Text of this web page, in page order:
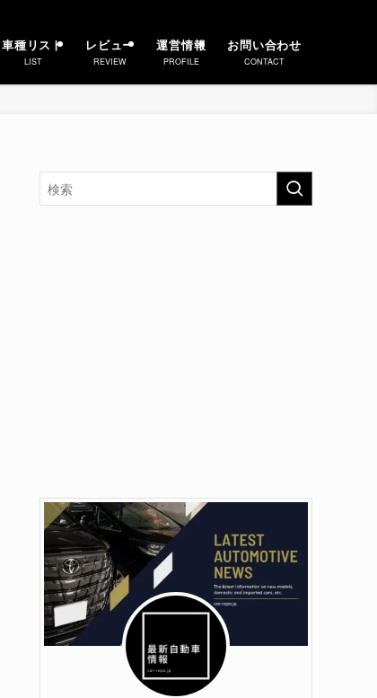
車種リスト
LIST
レビュー
REVIEW
運営情報
PROFILE
お問い合わせ
CONTACT